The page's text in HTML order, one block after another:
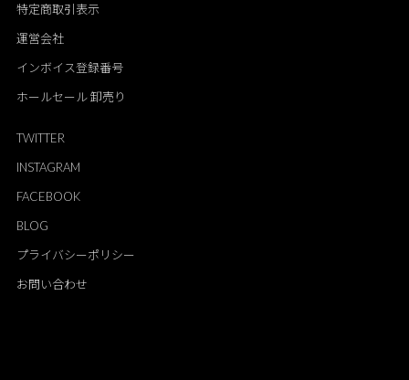
特定商取引表示
運営会社
インボイス登録番号
ホールセール 卸売り
TWITTER
INSTAGRAM
FACEBOOK
BLOG
プライバシーポリシー
お問い合わせ